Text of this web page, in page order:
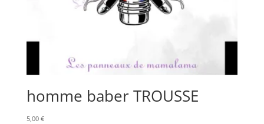
homme baber TROUSSE
5,00 €